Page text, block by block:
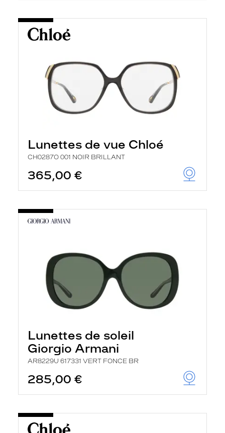
Lunettes de vue Chloé
CH0287O 001 NOIR BRILLANT
365,00 €
Lunettes de soleil
Giorgio Armani
AR8229U 617331 VERT FONCE BR
285,00 €